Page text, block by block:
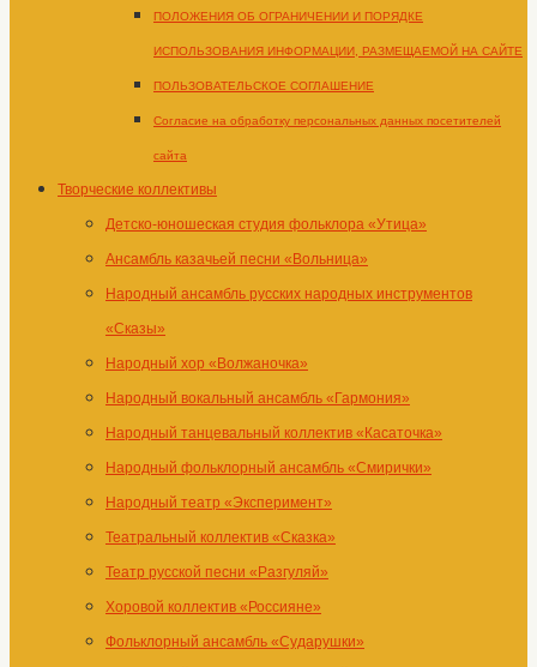
ПОЛОЖЕНИЯ ОБ ОГРАНИЧЕНИИ И ПОРЯДКЕ
ИСПОЛЬЗОВАНИЯ ИНФОРМАЦИИ, РАЗМЕЩАЕМОЙ НА САЙТЕ
ПОЛЬЗОВАТЕЛЬСКОЕ СОГЛАШЕНИЕ
Согласие на обработку персональных данных посетителей
сайта
Творческие коллективы
Детско-юношеская студия фольклора «Утица»
Ансамбль казачьей песни «Вольница»
Народный ансамбль русских народных инструментов
«Сказы»
Народный хор «Волжаночка»
Народный вокальный ансамбль «Гармония»
Народный танцевальный коллектив «Касаточка»
Народный фольклорный ансамбль «Смирички»
Народный театр «Эксперимент»
Театральный коллектив «Сказка»
Театр русской песни «Разгуляй»
Хоровой коллектив «Россияне»
Фольклорный ансамбль «Сударушки»